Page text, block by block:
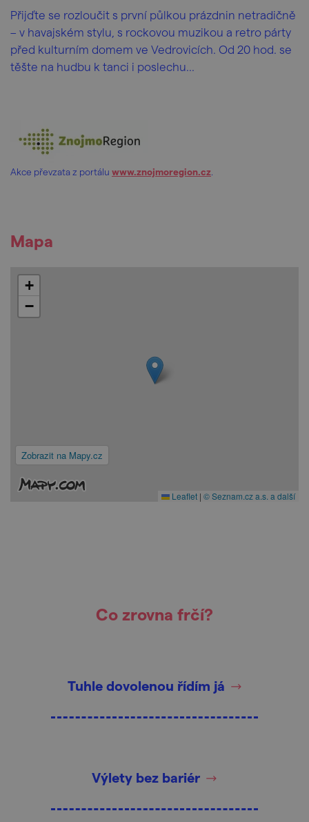
Přijďte se rozloučit s první půlkou prázdnin netradičně
– v havajském stylu, s rockovou muzikou a retro párty
před kulturním domem ve Vedrovicích. Od 20 hod. se
těšte na hudbu k tanci i poslechu...
Akce převzata z portálu www.znojmoregion.cz
Mapa
Zobrazit na Mapy.cz
+
−
Leaflet | © Seznam.cz a.s. a další
Co zrovna frčí?
Tuhle dovolenou řídím já
Výlety bez bariér